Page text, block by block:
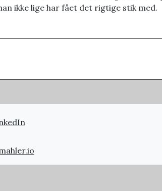
ikke lige har fået det rigtige stik med.